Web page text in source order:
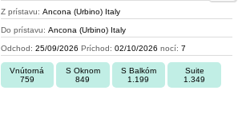
Z prístavu: Ancona (Urbino) Italy
Do prístavu: Ancona (Urbino) Italy
Odchod: 25/09/2026 Príchod: 02/10/2026 nocí: 7
Vnútorná
759
S Oknom
849
S Balkóm
1.199
Suite
1.349